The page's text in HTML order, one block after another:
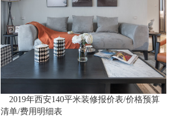
2019年西安140平米装修报价表/价格预算
清单/费用明细表